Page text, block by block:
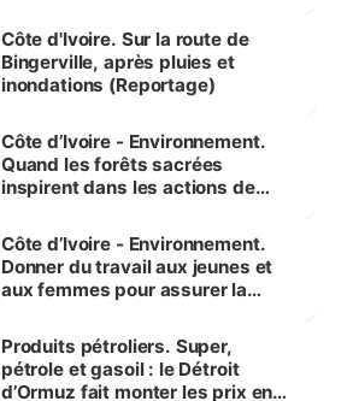
(Alassane Ouattara
Côte d'Ivoire. Sur la route de
Bingerville, après pluies et
inondations (Reportage)
Côte d’Ivoire - Environnement.
Quand les forêts sacrées
inspirent dans les actions de
Côte d’Ivoire - Environnement.
Donner du travail aux jeunes et
aux femmes pour assurer la
menacées
Produits pétroliers. Super,
pétrole et gasoil : le Détroit
d’Ormuz fait monter les prix en